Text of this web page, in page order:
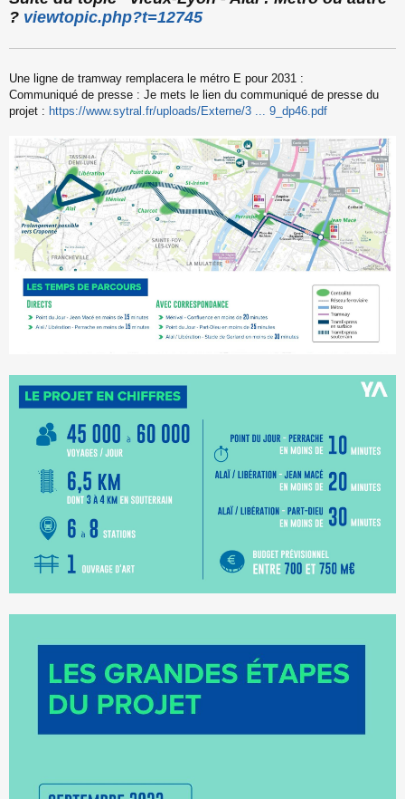
g
n
o
n
? viewtopic.php?t=12745
Une ligne de tramway remplacera le métro E pour 2031 :
Communiqué de presse : Je mets le lien du communiqué de presse du
projet : https://www.sytral.fr/uploads/Externe/3 ... 9_dp46.pdf